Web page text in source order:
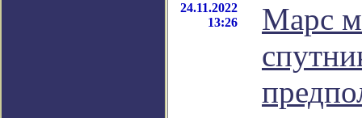
24.11.2022
13:26
Марс